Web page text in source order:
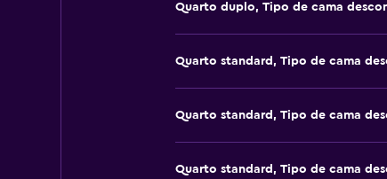
Quarto duplo, Tipo de cama
Quarto standard, Tipo de cama
Quarto standard, Tipo de cama
Quarto standard, Tipo de cama